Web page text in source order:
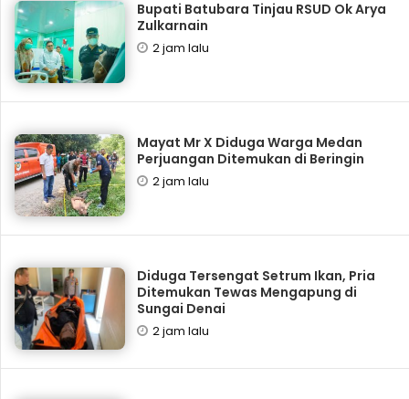
Bupati Batubara Tinjau RSUD Ok Arya
Zulkarnain
2 jam lalu
Mayat Mr X Diduga Warga Medan
Perjuangan Ditemukan di Beringin
2 jam lalu
Diduga Tersengat Setrum Ikan, Pria
Ditemukan Tewas Mengapung di
Sungai Denai
2 jam lalu